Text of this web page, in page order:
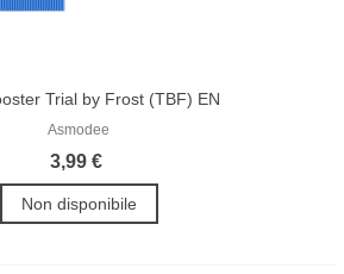
Trial by Frost (TBF) EN
Asmodee
3,99 €
Non disponibile